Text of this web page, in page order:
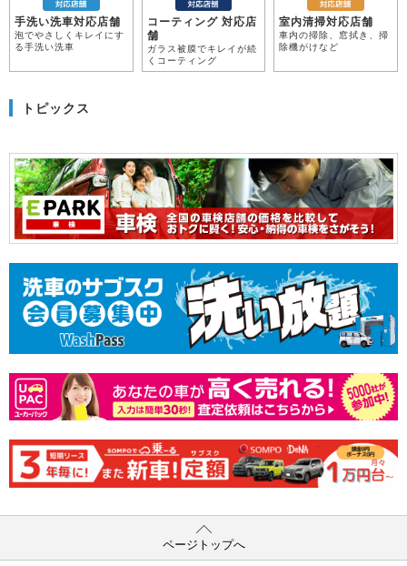
手洗い洗車対応店舗
泡でやさしくキレイにす
る手洗い洗車
コーティング 対応店
舗
ガラス被膜でキレイが続
くコーティング
室内清掃対応店舗
車内の掃除、窓拭き、掃
除機がけなど
トピックス
ページトップへ